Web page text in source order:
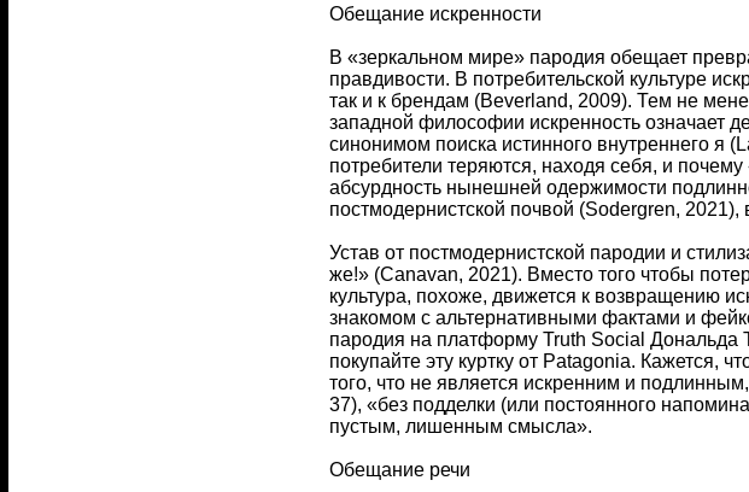
Обещание искренности
В «зеркальном мире» пародия обещает
правдивости. В потребительской культуре
так и к брендам (Beverland, 2009). Тем не
западной философии искренность означает
синонимом поиска истинного внутреннего я
потребители теряются, находя себя, и
абсурдность нынешней одержимости
постмодернистской почвой (Sodergren,
Устав от постмодернистской пародии и
же!» (Canavan, 2021). Вместо того чтобы
культура, похоже, движется к возвращению
знакомом с альтернативными фактами и
пародия на платформу Truth Social Дональда
покупайте эту куртку от Patagonia. Кажется,
того, что не является искренним и
37), «без подделки (или постоянного
пустым, лишенным смысла».
Обещание речи